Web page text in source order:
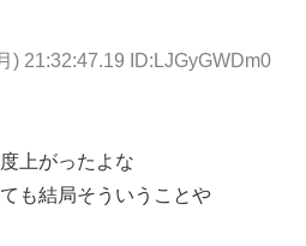
) 21:32:47.19 ID:LJGyGWDm0
上がったよな
も結局そういうことや